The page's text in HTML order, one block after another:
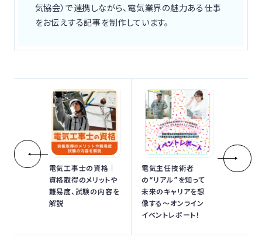
気協会）で連携しながら、電気業界の魅力ある仕事
をお伝えする記事を制作しています。
電気工事士の資格｜
資格取得のメリットや
難易度、試験の内容を
解説
電気主任技術者
の“リアル”を知って
未来のキャリアを想
像する〜オンライン
イベントレポート！